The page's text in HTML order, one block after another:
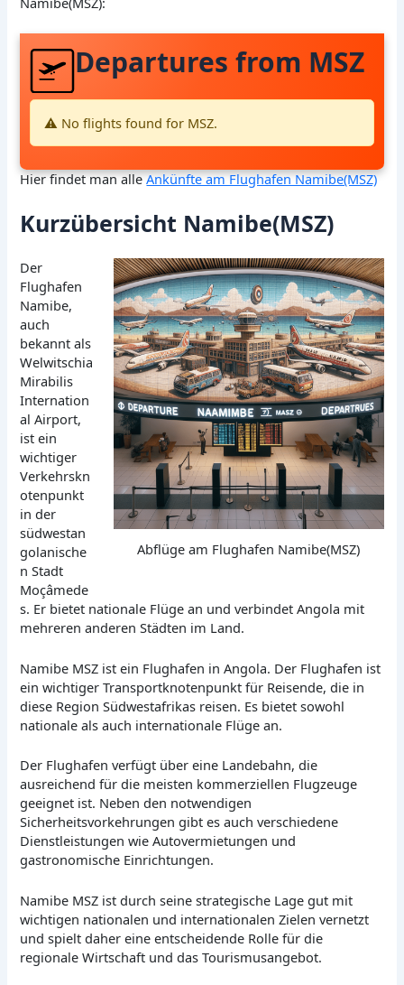
Departures from MSZ
⚠️ No flights found for MSZ.
Hier findet man alleAnkünfte am Flughafen Namibe(MSZ)
Kurzübersicht Namibe(MSZ)
Abflüge am Flughafen Namibe(MSZ)
Der
Flughafen
Namibe,
auch
bekannt als
Welwitschia
Mirabilis
Internation
al Airport,
ist ein
wichtiger
Verkehrskn
otenpunkt
in der
südwestan
golanische
n Stadt
Moçâmede
s. Er bietet nationale Flüge an und verbindet Angola mit
mehreren anderen Städten im Land.
Namibe MSZ ist ein Flughafen in Angola. Der Flughafen ist
ein wichtiger Transportknotenpunkt für Reisende, die in
diese Region Südwestafrikas reisen. Es bietet sowohl
nationale als auch internationale Flüge an.
Der Flughafen verfügt über eine Landebahn, die
ausreichend für die meisten kommerziellen Flugzeuge
geeignet ist. Neben den notwendigen
Sicherheitsvorkehrungen gibt es auch verschiedene
Dienstleistungen wie Autovermietungen und
gastronomische Einrichtungen.
Namibe MSZ ist durch seine strategische Lage gut mit
wichtigen nationalen und internationalen Zielen vernetzt
und spielt daher eine entscheidende Rolle für die
regionale Wirtschaft und das Tourismusangebot.